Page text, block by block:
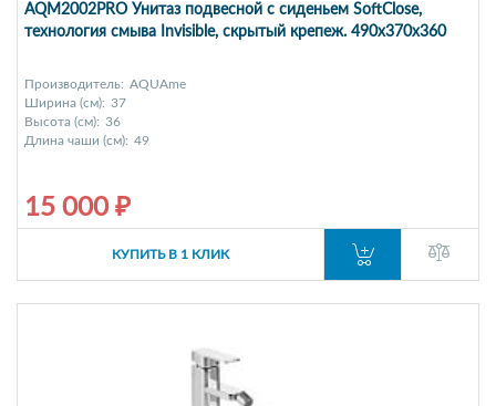
AQM2002PRO Унитаз подвесной с сиденьем SoftClose,
технология смыва Invisible, скрытый крепеж. 490x370x360
Производитель: AQUAme
Ширина (см): 37
Высота (см): 36
Длина чаши (см): 49
15 000 ₽
КУПИТЬ В 1 КЛИК